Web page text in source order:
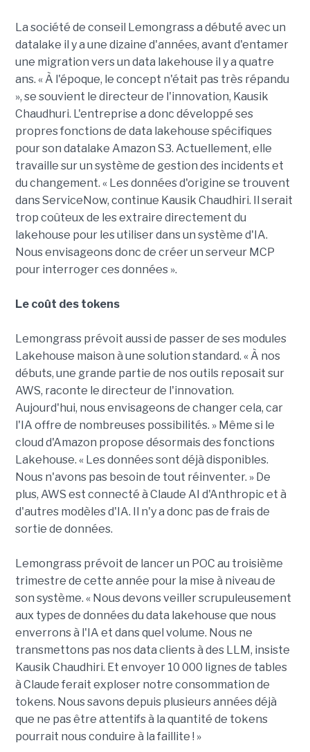
La société de conseil Lemongrass a débuté avec un
datalake il y a une dizaine d'années, avant d'entamer
une migration vers un data lakehouse il y a quatre
ans. « À l'époque, le concept n'était pas très répandu
», se souvient le directeur de l'innovation, Kausik
Chaudhuri. L'entreprise a donc développé ses
propres fonctions de data lakehouse spécifiques
pour son datalake Amazon S3. Actuellement, elle
travaille sur un système de gestion des incidents et
du changement. « Les données d'origine se trouvent
dans ServiceNow, continue Kausik Chaudhiri. Il serait
trop coûteux de les extraire directement du
lakehouse pour les utiliser dans un système d'IA.
Nous envisageons donc de créer un serveur MCP
pour interroger ces données ».
Le coût des tokens
Lemongrass prévoit aussi de passer de ses modules
Lakehouse maison à une solution standard. « À nos
débuts, une grande partie de nos outils reposait sur
AWS, raconte le directeur de l'innovation.
Aujourd'hui, nous envisageons de changer cela, car
l'IA offre de nombreuses possibilités. » Même si le
cloud d'Amazon propose désormais des fonctions
Lakehouse. « Les données sont déjà disponibles.
Nous n'avons pas besoin de tout réinventer. » De
plus, AWS est connecté à Claude AI d'Anthropic et à
d'autres modèles d'IA. Il n'y a donc pas de frais de
sortie de données.
Lemongrass prévoit de lancer un POC au troisième
trimestre de cette année pour la mise à niveau de
son système. « Nous devons veiller scrupuleusement
aux types de données du data lakehouse que nous
enverrons à l'IA et dans quel volume. Nous ne
transmettons pas nos data clients à des LLM, insiste
Kausik Chaudhiri. Et envoyer 10 000 lignes de tables
à Claude ferait exploser notre consommation de
tokens. Nous savons depuis plusieurs années déjà
que ne pas être attentifs à la quantité de tokens
pourrait nous conduire à la faillite ! »